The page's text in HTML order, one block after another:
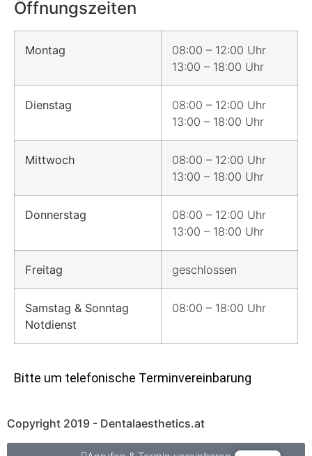
Öffnungszeiten
Montag
08:00 – 12:00 Uhr
13:00 – 18:00 Uhr
Dienstag
08:00 – 12:00 Uhr
13:00 – 18:00 Uhr
Mittwoch
08:00 – 12:00 Uhr
13:00 – 18:00 Uhr
Donnerstag
08:00 – 12:00 Uhr
13:00 – 18:00 Uhr
Freitag geschlossen
Samstag & Sonntag
Notdienst
08:00 – 18:00 Uhr
Bitte um telefonische Terminvereinbarung
Copyright 2019 - Dentalaesthetics.at